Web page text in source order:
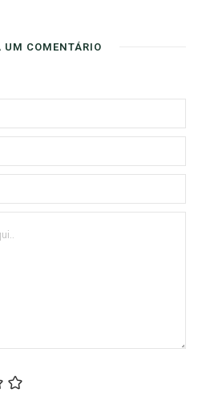
UM COMENTÁRIO